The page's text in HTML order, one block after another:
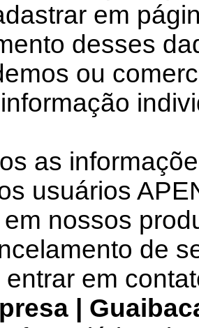
em
desses
ou
as
usuários
nossos
de
entrar em
|